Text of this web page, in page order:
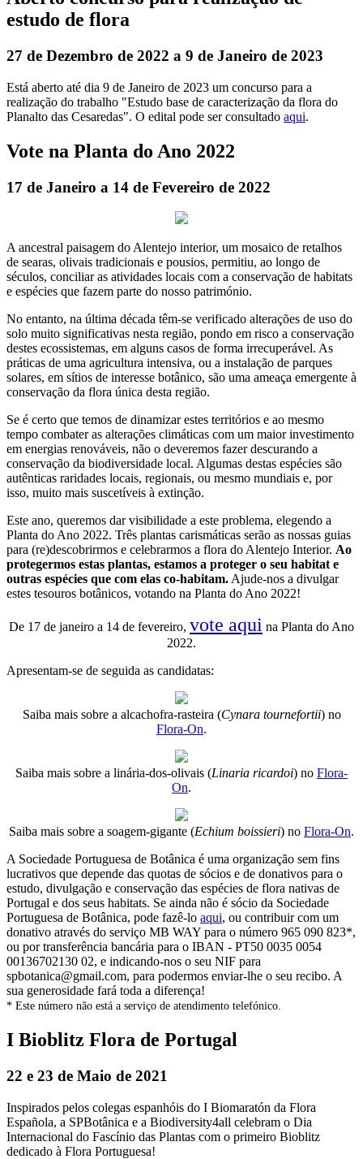
estudo de flora
27 de Dezembro de 2022 a 9 de Janeiro de 2023
Está aberto até dia 9 de Janeiro de 2023 um concurso para a
realização do trabalho "Estudo base de caracterização da flora do
Planalto das Cesaredas". O edital pode ser consultado aqui.
Vote na Planta do Ano 2022
17 de Janeiro a 14 de Fevereiro de 2022
A ancestral paisagem do Alentejo interior, um mosaico de retalhos
de searas, olivais tradicionais e pousios, permitiu, ao longo de
séculos, conciliar as atividades locais com a conservação de habitats
e espécies que fazem parte do nosso património.
No entanto, na última década têm-se verificado alterações de uso do
solo muito significativas nesta região, pondo em risco a conservação
destes ecossistemas, em alguns casos de forma irrecuperável. As
práticas de uma agricultura intensiva, ou a instalação de parques
solares, em sítios de interesse botânico, são uma ameaça emergente à
conservação da flora única desta região.
Se é certo que temos de dinamizar estes territórios e ao mesmo
tempo combater as alterações climáticas com um maior investimento
em energias renováveis, não o deveremos fazer descurando a
conservação da biodiversidade local. Algumas destas espécies são
autênticas raridades locais, regionais, ou mesmo mundiais e, por
isso, muito mais suscetíveis à extinção.
Este ano, queremos dar visibilidade a este problema, elegendo a
Planta do Ano 2022. Três plantas carismáticas serão as nossas guias
para (re)descobrirmos e celebrarmos a flora do Alentejo Interior. Ao
protegermos estas plantas, estamos a proteger o seu habitat e
outras espécies que com elas co-habitam.Ajude-nos a divulgar
estes tesouros botânicos, votando na Planta do Ano 2022!
De 17 de janeiro a 14 de fevereiro, vote aqui na Planta do Ano
2022.
Apresentam-se de seguida as candidatas:
Saiba mais sobre a alcachofra-rasteira (Cynara tournefortii) no
Flora-On.
Saiba mais sobre a linária-dos-olivais (Linaria ricardoi) no Flora-
On.
Saiba mais sobre a soagem-gigante (Echium boissieri) no Flora-On.
A Sociedade Portuguesa de Botânica é uma organização sem fins
lucrativos que depende das quotas de sócios e de donativos para o
estudo, divulgação e conservação das espécies de flora nativas de
Portugal e dos seus habitats. Se ainda não é sócio da Sociedade
Portuguesa de Botânica, pode fazê-lo aqui, ou contribuir com um
donativo através do serviço MB WAY para o número 965 090 823*,
ou por transferência bancária para o IBAN - PT50 0035 0054
00136702130 02, e indicando-nos o seu NIF para
spbotanica@gmail.com, para podermos enviar-lhe o seu recibo. A
sua generosidade fará toda a diferença!
* Este número não está a serviço de atendimento telefónico.
I Bioblitz Flora de Portugal
22 e 23 de Maio de 2021
Inspirados pelos colegas espanhóis do I Biomaratón da Flora
Española, a SPBotânica e a Biodiversity4all celebram o Dia
Internacional do Fascínio das Plantas com o primeiro Bioblitz
dedicado à Flora Portuguesa!